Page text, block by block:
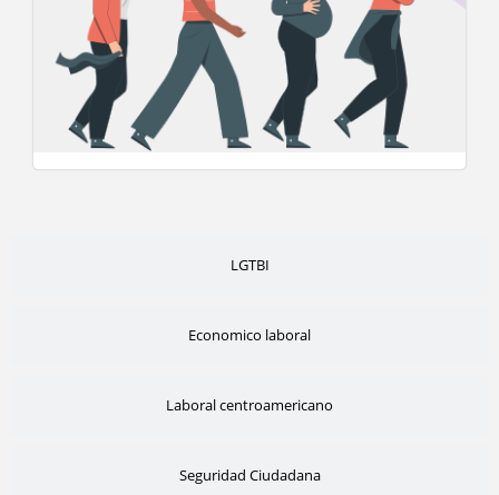
LGTBI
Economico laboral
Laboral centroamericano
Seguridad Ciudadana